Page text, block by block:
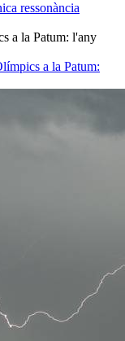
ressonància
a la Patum: